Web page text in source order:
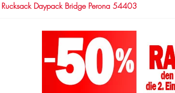
Rucksack Daypack Bridge Perona 54403